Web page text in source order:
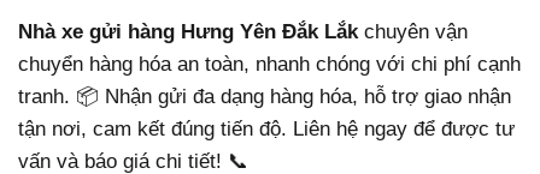
Nhà xe gửi hàng Hưng Yên Đắk Lắkchuyên vận
chuyển hàng hóa an toàn, nhanh chóng với chi phí cạnh
tranh. 📦 Nhận gửi đa dạng hàng hóa, hỗ trợ giao nhận
tận nơi, cam kết đúng tiến độ. Liên hệ ngay để được tư
vấn và báo giá chi tiết! 📞